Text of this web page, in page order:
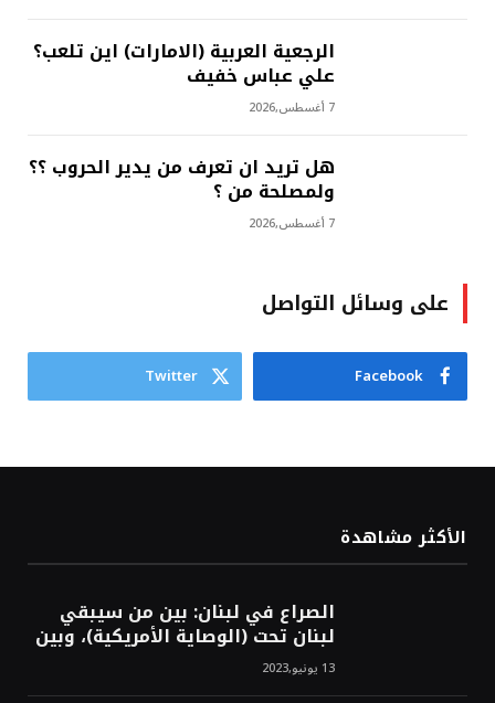
الرجعية العربية (الامارات) اين تلعب؟
علي عباس خفيف
7 أغسطس,2026
هل تريد ان تعرف من يدير الحروب ؟؟
ولمصلحة من ؟
7 أغسطس,2026
على وسائل التواصل
Facebook
Twitter
الأكثر مشاهدة
الصراع في لبنان: بين من سيبقي
لبنان تحت (الوصاية الأمريكية)، وبين
من سيخرج لبنان من النفق الغربي!
محمد محسن13 يونيو,2023